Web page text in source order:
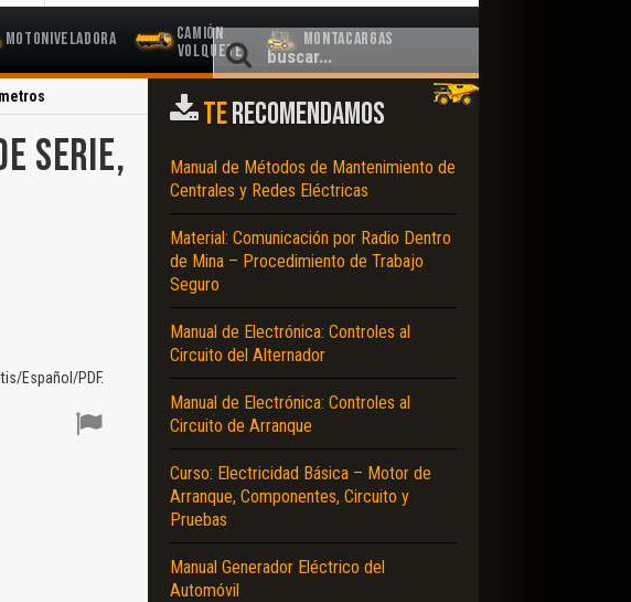
Motoniveladora
Camión
Volquete
Montacargas
SERIE,
Español/PDF.
TERECOMENDAMOS
Manual de Métodos de Mantenimiento de
Centrales y Redes Eléctricas
Material: Comunicación por Radio Dentro
de Mina – Procedimiento de Trabajo
Seguro
Manual de Electrónica: Controles al
Circuito del Alternador
Manual de Electrónica: Controles al
Circuito de Arranque
Curso: Electricidad Básica – Motor de
Arranque, Componentes, Circuito y
Pruebas
Manual Generador Eléctrico del
Automóvil